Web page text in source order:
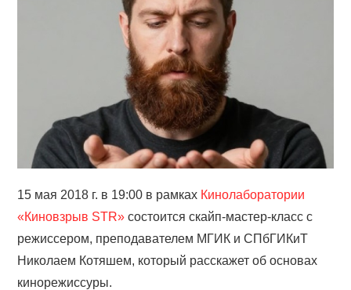
15 мая 2018 г. в 19:00 в рамках Кинолаборатории
«Киновзрыв STR» состоится скайп-мастер-класс с
режиссером, преподавателем МГИК и СПбГИКиТ
Николаем Котяшем, который расскажет об основах
кинорежиссуры.